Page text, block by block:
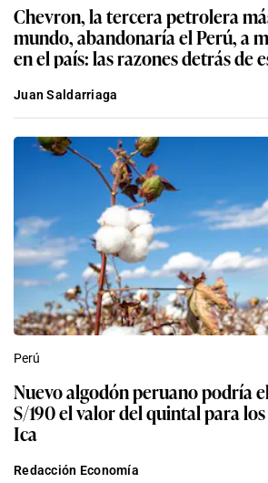
Chevron, la tercera petrolera
mundo, abandonaría el Perú, a
en el país: las razones detrás de
Juan Saldarriaga
Perú
Nuevo algodón peruano podría
S/190 el valor del quintal para
Ica
Redacción Economía